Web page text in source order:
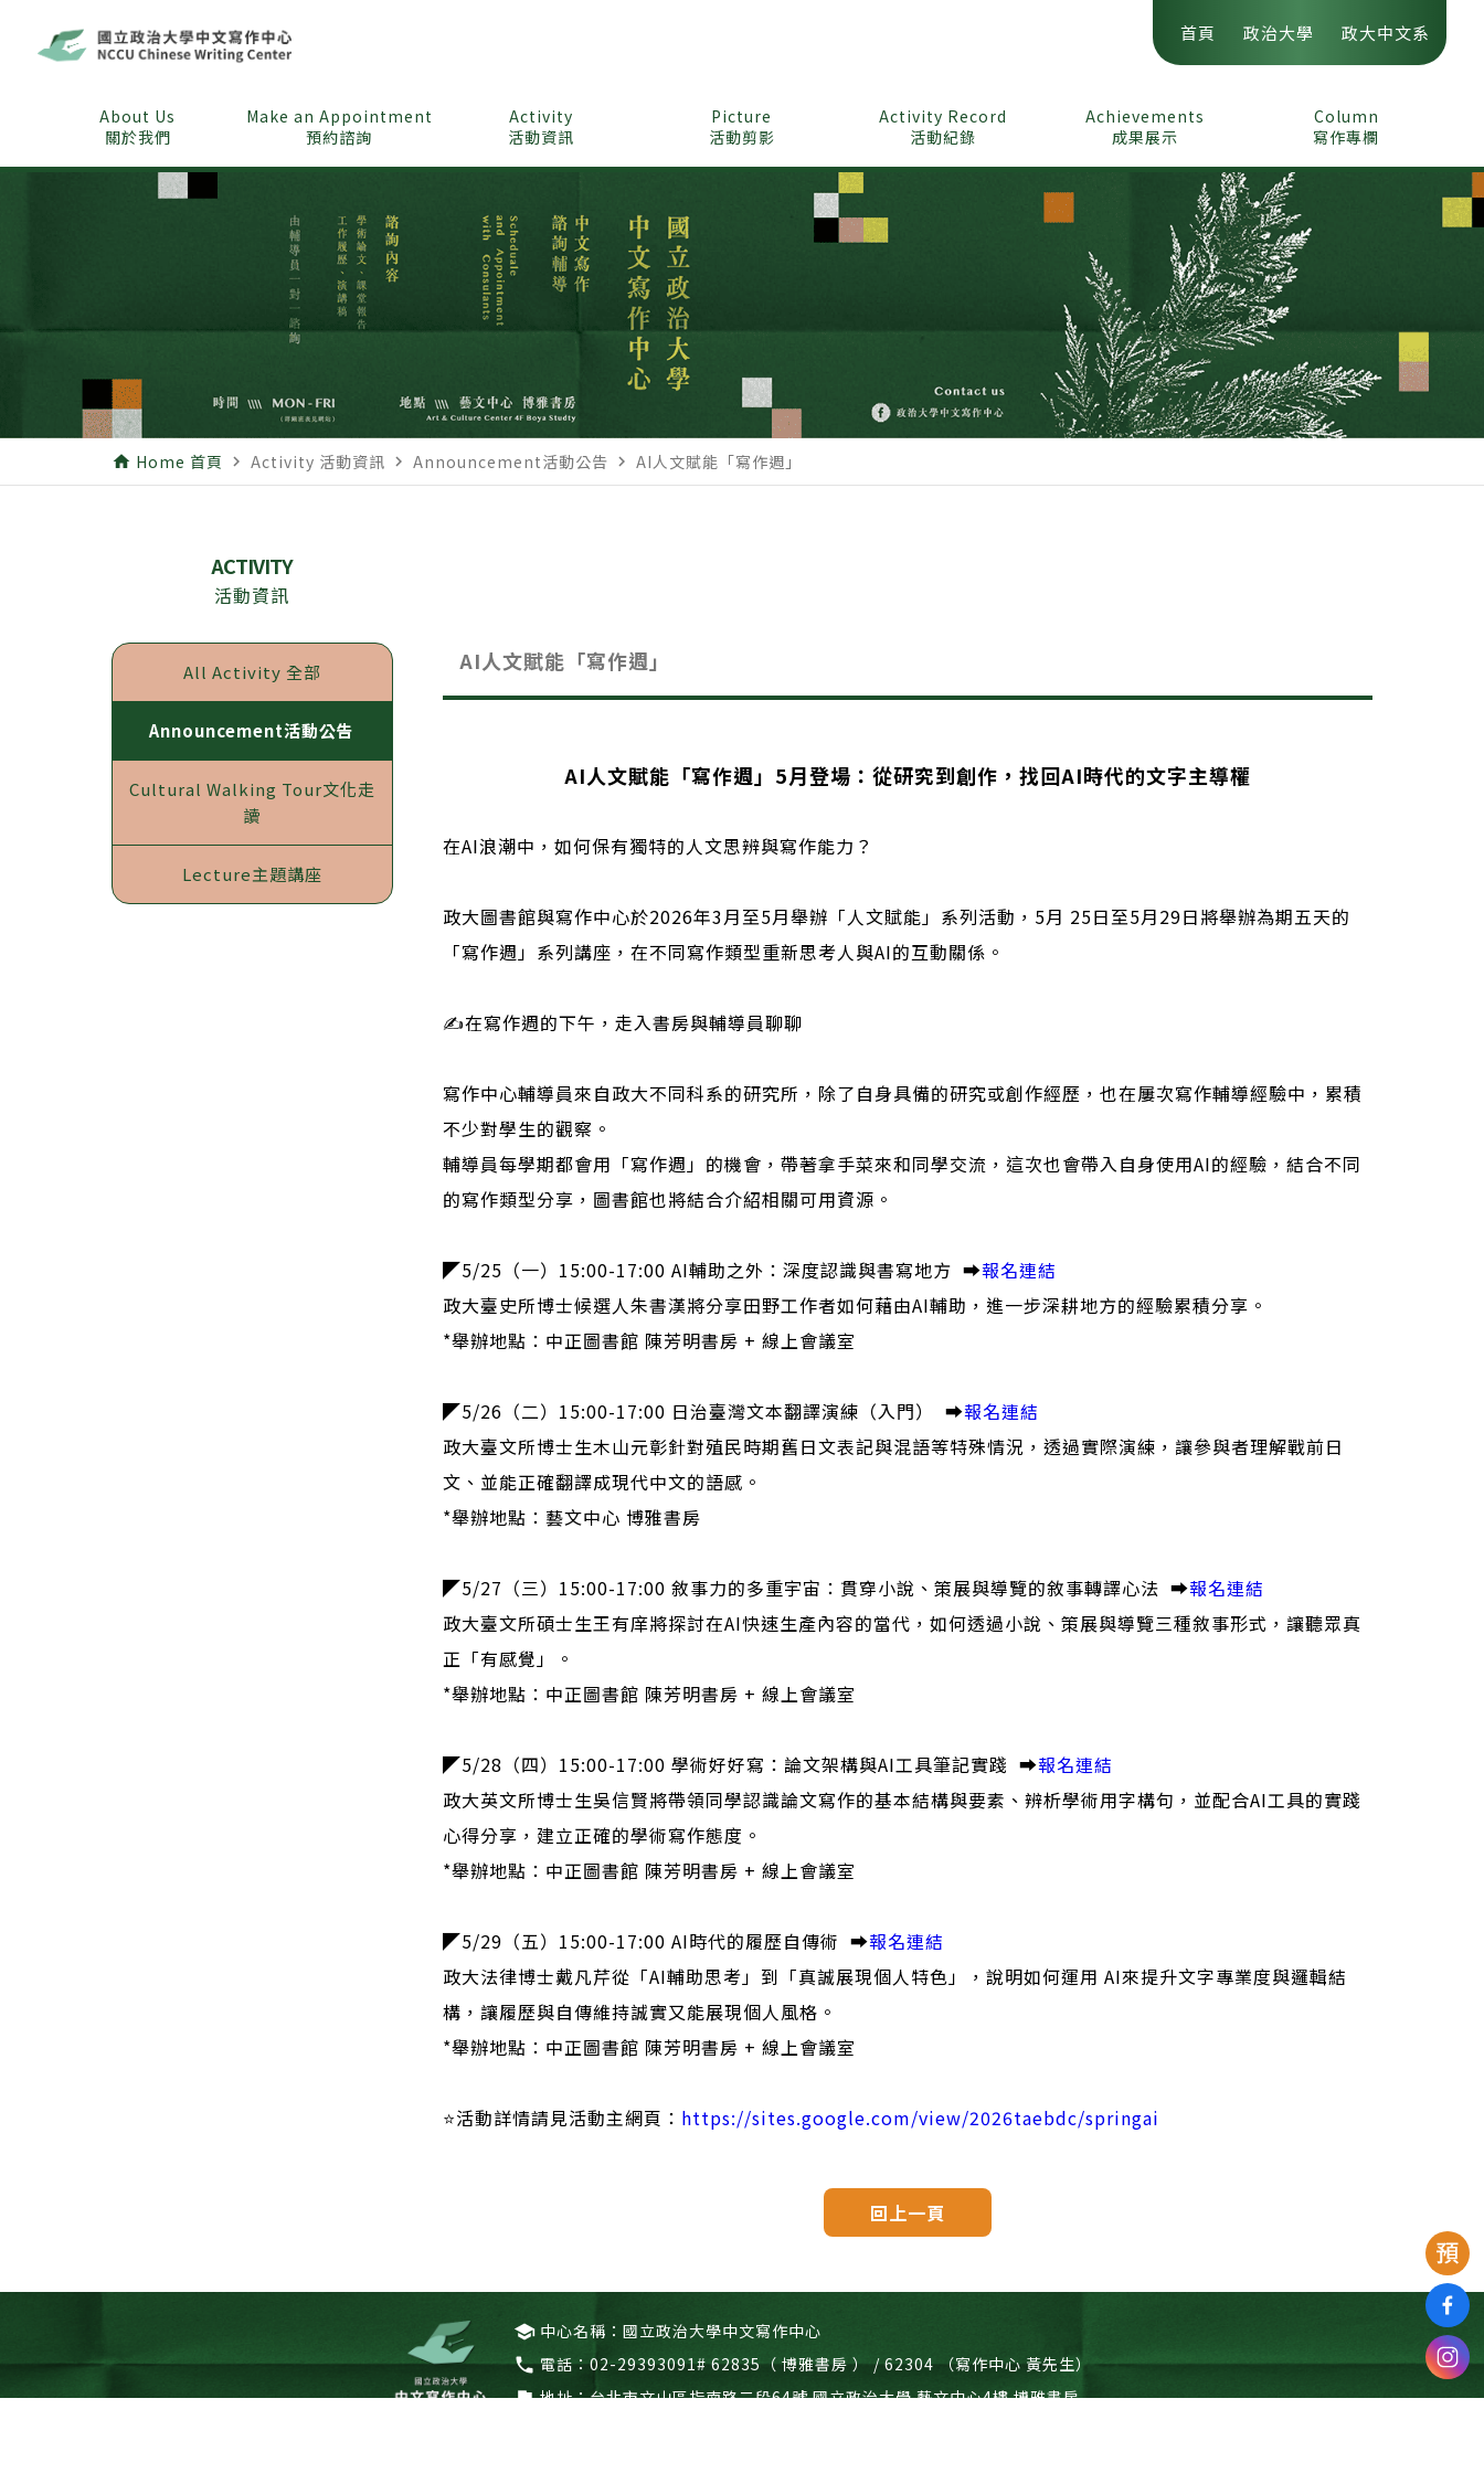
首頁 政治大學 政大中文系
關於我們
About Us
預約諮詢
Make an Appointment
活動資訊
Activity
活動剪影
Picture
活動紀錄
Activity Record
成果展示
Achievements
寫作專欄
Column
home Home 首頁 navigate_next Activity 活動資訊 navigate_next Announcement活動公告 navigate_next AI人文賦能「寫作週」
ACTIVITY
活動資訊
All Activity 全部
Announcement活動公告
Cultural Walking Tour文化走
讀
Lecture主題講座
AI人文賦能「寫作週」
AI人文賦能「寫作週」5月登場：從研究到創作，找回AI時代的文字主導權
在AI浪潮中，如何保有獨特的人文思辨與寫作能力？
政大圖書館與寫作中心於2026年3月至5月舉辦「人文賦能」系列活動，5月 25日至5月29日將舉辦為期五天的
「寫作週」系列講座，在不同寫作類型重新思考人與AI的互動關係。
✍️在寫作週的下午，走入書房與輔導員聊聊
寫作中心輔導員來自政大不同科系的研究所，除了自身具備的研究或創作經歷，也在屢次寫作輔導經驗中，累積
不少對學生的觀察。
輔導員每學期都會用「寫作週」的機會，帶著拿手菜來和同學交流，這次也會帶入自身使用AI的經驗，結合不同
的寫作類型分享，圖書館也將結合介紹相關可用資源。
◤5/25（一）15:00-17:00 AI輔助之外：深度認識與書寫地方 ➡️報名連結
政大臺史所博士候選人朱書漢將分享田野工作者如何藉由AI輔助，進一步深耕地方的經驗累積分享。
*舉辦地點：中正圖書館 陳芳明書房 + 線上會議室
◤5/26（二）15:00-17:00 日治臺灣文本翻譯演練（入門） ➡️報名連結
政大臺文所博士生木山元彰針對殖民時期舊日文表記與混語等特殊情況，透過實際演練，讓參與者理解戰前日
文、並能正確翻譯成現代中文的語感。
*舉辦地點：藝文中心 博雅書房
◤5/27（三）15:00-17:00 敘事力的多重宇宙：貫穿小說、策展與導覽的敘事轉譯心法 ➡️報名連結
政大臺文所碩士生王有庠將探討在AI快速生產內容的當代，如何透過小說、策展與導覽三種敘事形式，讓聽眾真
正「有感覺」。
*舉辦地點：中正圖書館 陳芳明書房 + 線上會議室
◤5/28（四）15:00-17:00 學術好好寫：論文架構與AI工具筆記實踐 ➡️報名連結
政大英文所博士生吳信賢將帶領同學認識論文寫作的基本結構與要素、辨析學術用字構句，並配合AI工具的實踐
心得分享，建立正確的學術寫作態度。
*舉辦地點：中正圖書館 陳芳明書房 + 線上會議室
◤5/29（五）15:00-17:00 AI時代的履歷自傳術 ➡️報名連結
政大法律博士戴凡芹從「AI輔助思考」到「真誠展現個人特色」，說明如何運用 AI來提升文字專業度與邏輯結
構，讓履歷與自傳維持誠實又能展現個人風格。
*舉辦地點：中正圖書館 陳芳明書房 + 線上會議室
⭐活動詳情請見活動主網頁： https://sites.google.com/view/2026taebdc/springai
回上一頁
school中心名稱：國立政治大學中文寫作中心
call電話：02-29393091# 62835（ 博雅書房 ） / 62304 （寫作中心 黃先生）
flag地址：台北市文山區指南路二段64號 國立政治大學 藝文中心4樓 博雅書房